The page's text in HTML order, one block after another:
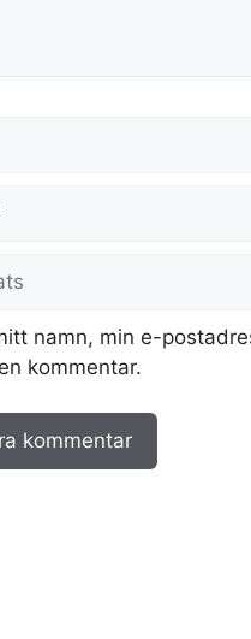
namn, min e-
kommentar.